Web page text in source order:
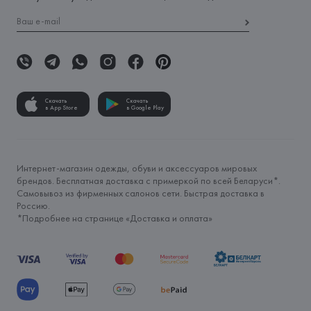
Скачать
в App Store
Скачать
в Google Play
Интернет-магазин одежды, обуви и аксессуаров мировых
брендов. Бесплатная доставка с примеркой по всей Беларуси*.
Самовывоз из фирменных салонов сети. Быстрая доставка в
Россию.
*Подробнее на странице «Доставка и оплата»